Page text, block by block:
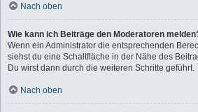
Nach oben
Wie kann ich Beiträge den Moderatoren
Wenn ein Administrator die entsprechenden
siehst du eine Schaltfläche in der Nähe des
Du wirst dann durch die weiteren Schritte geführt.
Nach oben